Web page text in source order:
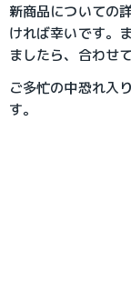
新商品についての
ければ幸いです。
ましたら、合わせ
ご多忙の中恐れ入
す。